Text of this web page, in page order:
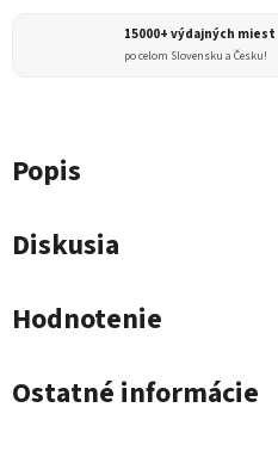
15000+ výdajných miest
po celom Slovensku a Česku!
Popis
Diskusia
Hodnotenie
Ostatné informácie